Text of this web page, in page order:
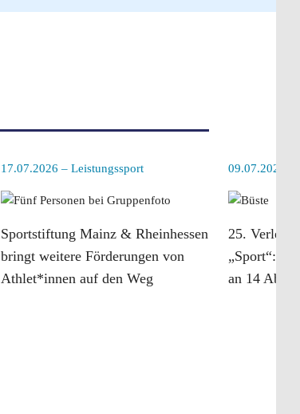
17.07.2026 – Leistungssport
Sportstiftung Mainz & Rheinhessen
bringt weitere Förderungen von
Athlet*innen auf den Weg
09.07.2026 –
25.
„Sport“:
an 14